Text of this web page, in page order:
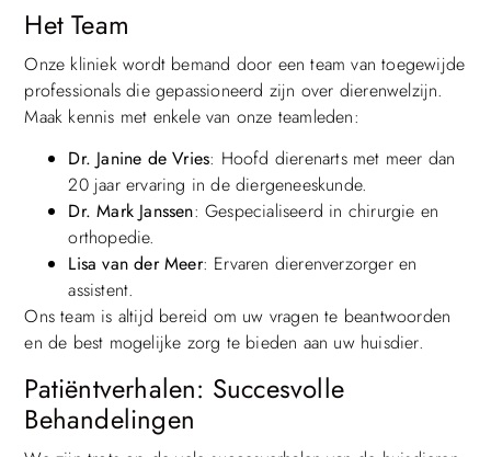
Het Team
Onze kliniek wordt bemand door een team van toegewijde
professionals die gepassioneerd zijn over dierenwelzijn.
Maak kennis met enkele van onze teamleden:
Dr. Janine de Vries: Hoofd dierenarts met meer dan
20 jaar ervaring in de diergeneeskunde.
Dr. Mark Janssen: Gespecialiseerd in chirurgie en
orthopedie.
Lisa van der Meer: Ervaren dierenverzorger en
assistent.
Ons team is altijd bereid om uw vragen te beantwoorden
en de best mogelijke zorg te bieden aan uw huisdier.
Patiëntverhalen: Succesvolle
Behandelingen